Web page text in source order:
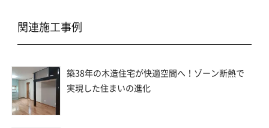
関連施工事例
築38年の木造住宅が快適空間へ！ゾーン断熱で
実現した住まいの進化